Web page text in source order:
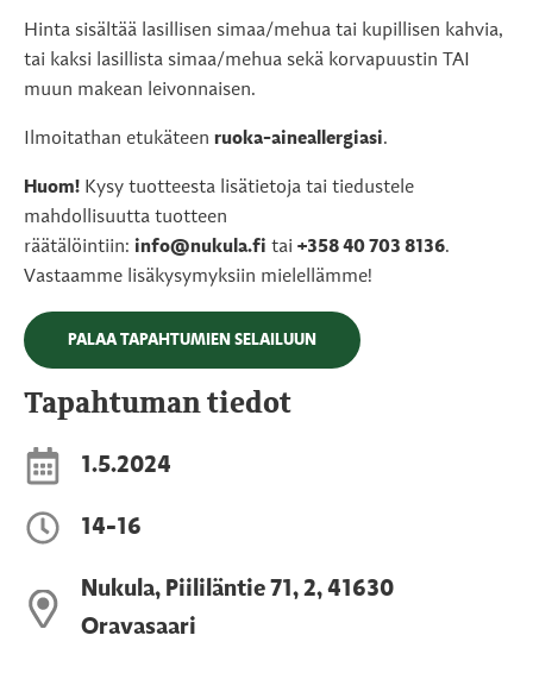
Hinta sisältää lasillisen simaa/mehua tai kupillisen kahvia,
tai kaksi lasillista simaa/mehua sekä korvapuustin TAI
muun makean leivonnaisen.
Ilmoitathan etukäteen ruoka-aineallergiasi.
Huom! Kysy tuotteesta lisätietoja tai tiedustele
mahdollisuutta tuotteen
räätälöintiin: info@nukula.fi tai +358 40 703 8136.
Vastaamme lisäkysymyksiin mielellämme!
PALAA TAPAHTUMIEN SELAILUUN
Tapahtuman tiedot
1.5.2024
14-16
Nukula, Piililäntie 71, 2, 41630
Oravasaari